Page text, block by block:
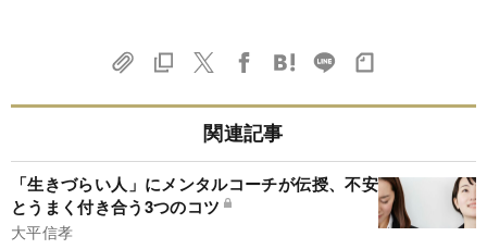
関連記事
「生きづらい人」にメンタルコーチが伝授、不安
とうまく付き合う3つのコツ
大平信孝